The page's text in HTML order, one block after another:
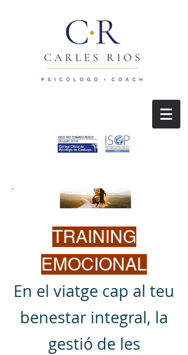
TRAINING
EMOCIONAL
En el viatge cap al teu
benestar integral, la
gestió de les